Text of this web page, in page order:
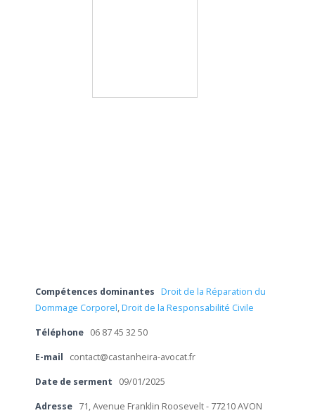
Compétences dominantes Droit de la Réparation du
Dommage Corporel,Droit de la Responsabilité Civile
Téléphone 06 87 45 32 50
E-mail contact@castanheira-avocat.fr
Date de serment 09/01/2025
Adresse 71, Avenue Franklin Roosevelt - 77210 AVON